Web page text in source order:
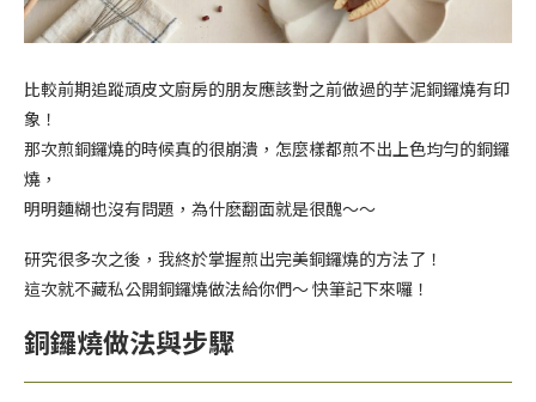
比較前期追蹤頑皮文廚房的朋友應該對之前做過的芋泥銅鑼燒有印
象！
那次煎銅鑼燒的時候真的很崩潰，怎麼樣都煎不出上色均勻的銅鑼
燒，
明明麵糊也沒有問題，為什麽翻面就是很醜～～
研究很多次之後，我終於掌握煎出完美銅鑼燒的方法了！
這次就不藏私公開銅鑼燒做法給你們～ 快筆記下來囉！
銅鑼燒做法與步驟